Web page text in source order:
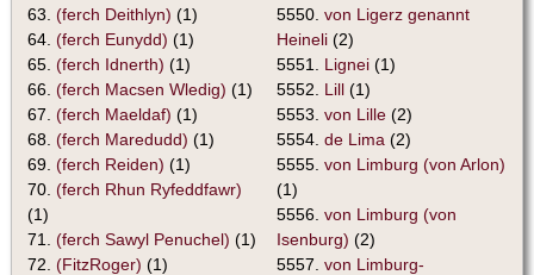
63. (ferch Deithlyn) (1)
64. (ferch Eunydd) (1)
65. (ferch Idnerth) (1)
66. (ferch Macsen Wledig) (1)
67. (ferch Maeldaf) (1)
68. (ferch Maredudd) (1)
69. (ferch Reiden) (1)
70. (ferch Rhun Ryfeddfawr)
(1)
71. (ferch Sawyl Penuchel) (1)
72. (FitzRoger) (1)
5550. von Ligerz genannt
Heineli (2)
5551. Lignei (1)
5552. Lill (1)
5553. von Lille (2)
5554. de Lima (2)
5555. von Limburg (von Arlon)
(1)
5556. von Limburg (von
Isenburg) (2)
5557. von Limburg-